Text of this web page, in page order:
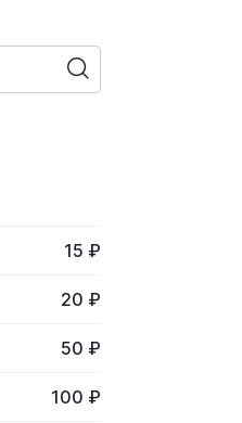
15 ₽
20 ₽
50 ₽
100 ₽